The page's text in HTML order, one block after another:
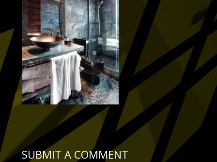
SUBMIT A COMMENT